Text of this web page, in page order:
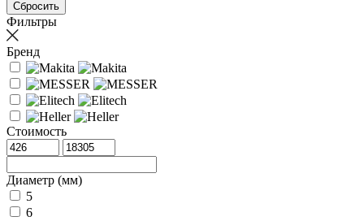
Фильтры
Бренд
Стоимость
Диаметр (мм)
5
6